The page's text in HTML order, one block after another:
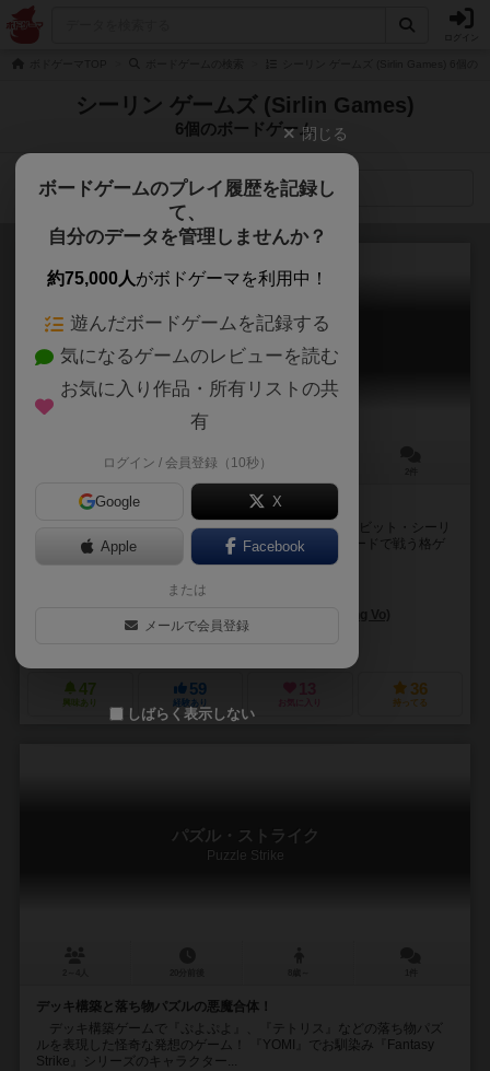
シーリン ゲームズ (Sirlin Games)
6個のボードゲーム
検索メニュー
ヨミ（セカンドエディション）
YOMI:2nd Edition
20分前後
カードで戦う、格闘ゲーム。
アメリカのインテリ格闘ゲームオタクDavid Sirlin(デイビット・シーリ
ン、MIT卒。※注1)が格ゲー好き過ぎて開発した、「カードで戦う格ゲ
ー」です。 ですが、このゲ...
デビッド・シーリン (David Sirlin)
ロング・ヴォ(Long Vo)
47
興味あり
59
経験あり お気に入り
36
持ってる
パズル・ストライク
Puzzle Strike
デッキ構築と落ち物パズルの悪魔合体！
デッキ構築ゲームで『ぷよぷよ』、『テトリス』などの落ち物パズ
ルを表現した怪奇な発想のゲーム！ 『YOMI』でお馴染み『Fantasy
Strike』シリーズのキャラクター...
閉じる
ボードゲームのプレイ履歴を記録し
て、
自分のデータを管理しませんか？
約75,000人がボドゲーマを利用中！
遊んだボードゲームを記録する
気になるゲームのレビューを読む
お気に入り作品・所有リストの共
有
ログイン / 会員登録（10秒）
Google X
Apple Facebook
または
メールで会員登録
しばらく表示しない